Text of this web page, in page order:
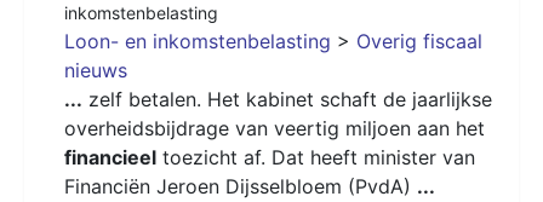
inkomstenbelasting
Loon- en inkomstenbelasting > Overig fiscaal
nieuws
... zelf betalen. Het kabinet schaft de jaarlijkse
overheidsbijdrage van veertig miljoen aan het
financieel toezicht af. Dat heeft minister van
Financiën Jeroen Dijsselbloem (PvdA) ...